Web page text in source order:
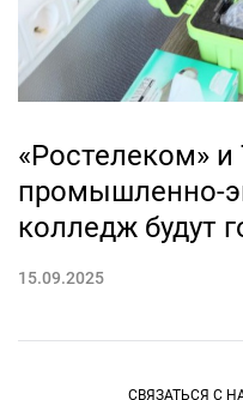
«Ростелеком» и
промышленно-
колледж будут
15.09.2025
СВЯЗАТЬСЯ С